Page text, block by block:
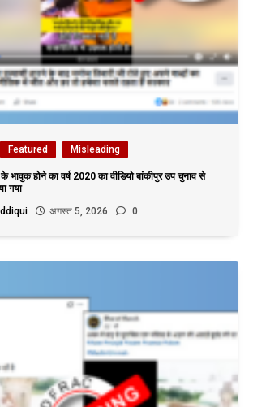
Featured Misleading
भावुक होने का वर्ष 2020 का वीडियो बांकीपुर उप चुनाव से
गया
अगस्त 5, 2026 0